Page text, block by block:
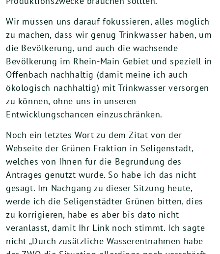
Wir müssen uns darauf fokussieren, alles möglich
zu machen, dass wir genug Trinkwasser haben, um
die Bevölkerung, und auch die wachsende
Bevölkerung im Rhein-Main Gebiet und speziell in
Offenbach nachhaltig (damit meine ich auch
ökologisch nachhaltig) mit Trinkwasser versorgen
zu können, ohne uns in unseren
Entwicklungschancen einzuschränken.
Noch ein letztes Wort zu dem Zitat von der
Webseite der Grünen Fraktion in Seligenstadt,
welches von Ihnen für die Begründung des
Antrages genutzt wurde. So habe ich das nicht
gesagt. Im Nachgang zu dieser Sitzung heute,
werde ich die Seligenstädter Grünen bitten, dies
zu korrigieren, habe es aber bis dato nicht
veranlasst, damit Ihr Link noch stimmt. Ich sagte
nicht „Durch zusätzliche Wasserentnahmen habe